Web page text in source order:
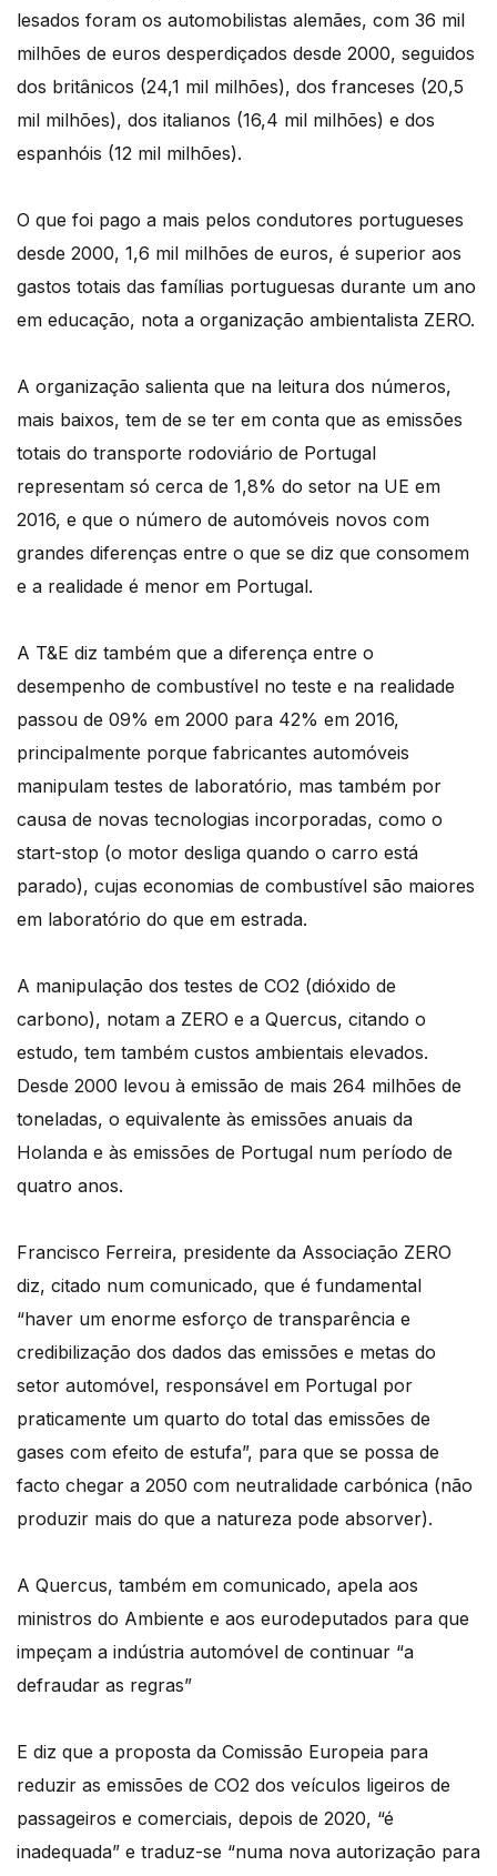
lesados foram os automobilistas alemães, com 36 mil
milhões de euros desperdiçados desde 2000, seguidos
dos britânicos (24,1 mil milhões), dos franceses (20,5
mil milhões), dos italianos (16,4 mil milhões) e dos
espanhóis (12 mil milhões).
O que foi pago a mais pelos condutores portugueses
desde 2000, 1,6 mil milhões de euros, é superior aos
gastos totais das famílias portuguesas durante um ano
em educação, nota a organização ambientalista ZERO.
A organização salienta que na leitura dos números,
mais baixos, tem de se ter em conta que as emissões
totais do transporte rodoviário de Portugal
representam só cerca de 1,8% do setor na UE em
2016, e que o número de automóveis novos com
grandes diferenças entre o que se diz que consomem
e a realidade é menor em Portugal.
A T&E diz também que a diferença entre o
desempenho de combustível no teste e na realidade
passou de 09% em 2000 para 42% em 2016,
principalmente porque fabricantes automóveis
manipulam testes de laboratório, mas também por
causa de novas tecnologias incorporadas, como o
start-stop (o motor desliga quando o carro está
parado), cujas economias de combustível são maiores
em laboratório do que em estrada.
A manipulação dos testes de CO2 (dióxido de
carbono), notam a ZERO e a Quercus, citando o
estudo, tem também custos ambientais elevados.
Desde 2000 levou à emissão de mais 264 milhões de
toneladas, o equivalente às emissões anuais da
Holanda e às emissões de Portugal num período de
quatro anos.
Francisco Ferreira, presidente da Associação ZERO
diz, citado num comunicado, que é fundamental
“haver um enorme esforço de transparência e
credibilização dos dados das emissões e metas do
setor automóvel, responsável em Portugal por
praticamente um quarto do total das emissões de
gases com efeito de estufa”, para que se possa de
facto chegar a 2050 com neutralidade carbónica (não
produzir mais do que a natureza pode absorver).
A Quercus, também em comunicado, apela aos
ministros do Ambiente e aos eurodeputados para que
impeçam a indústria automóvel de continuar “a
defraudar as regras”
E diz que a proposta da Comissão Europeia para
reduzir as emissões de CO2 dos veículos ligeiros de
passageiros e comerciais, depois de 2020, “é
inadequada” e traduz-se “numa nova autorização para